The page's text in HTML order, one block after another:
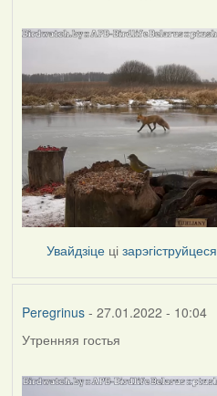
Увайдзіце цізарэгіструйцеся
Peregrinus- 27.01.2022 - 10:04
Утренняя гостья